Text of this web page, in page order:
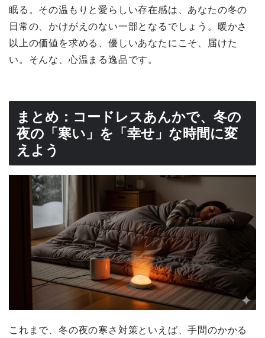
眠る。その温もりと愛らしい存在感は、あなたの冬の
日常の、かけがえのない一部となるでしょう。暖かさ
以上の価値を求める、優しいあなたにこそ、届けた
い。そんな、心温まる逸品です。
まとめ：コードレスあんかで、冬の
夜の「寒い」を「幸せ」な時間に変
えよう
これまで、冬の夜の寒さ対策といえば、手間のかかる